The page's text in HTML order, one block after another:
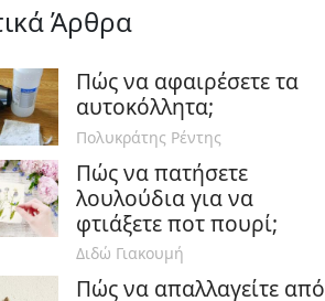
Άρθρα
Πώς να αφαιρέσετε τα
αυτοκόλλητα;
Πολυκράτης Ρέντης
Πώς να πατήσετε
λουλούδια για να
φτιάξετε ποτ πουρί;
Διδώ Γιακουμή
Πώς να απαλλαγείτε από